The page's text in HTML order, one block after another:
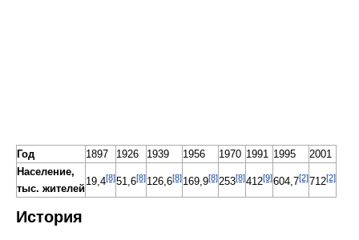
Год 1897 1926 1939 1956 1970 1991 1995
2001
Население,
тыс. жителей
19,4[8]51,6[8] 126,6[8] 169,9[8]253[8]412[9]604,7[2]712[2]
История